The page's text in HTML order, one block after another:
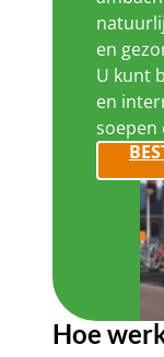
en
U kunt
en
soepen
Hoe